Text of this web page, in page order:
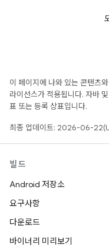
이 페이지에 나와 있는 콘텐츠
라이선스가 적용됩니다. 자바
표 또는 등록 상표입니다.
최종 업데이트: 2026-06-
빌드
Android 저장소
요구사항
다운로드
바이너리 미리보기